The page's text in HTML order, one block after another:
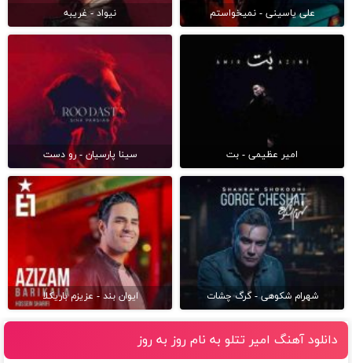
علی یاسینی - نمیخواستم نیواد - غریبه
امیر عظیمی - بت سینا پارسیان - رو دست
شهرام شکوهی - گرگ چشات ایوان بند - عزیزم باریکلا
دانلود آهنگ امیر تتلو به نام روز به روز